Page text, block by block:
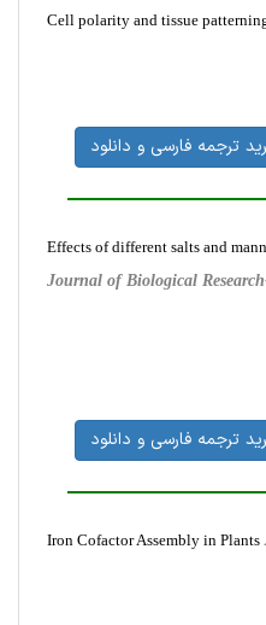
Cell polarity and tissue
ترجمه فارسی و دانلود
Effects of different salts and
Journal of Biological
ترجمه فارسی و دانلود
Iron Cofactor Assembly in Plants